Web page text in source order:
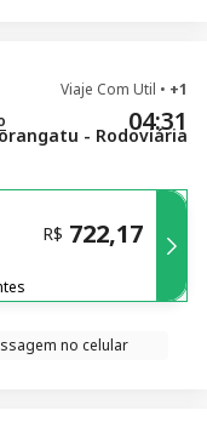
Viaje Com Util • +1
04:31
- Rodoviária
R$ 722,17
no celular